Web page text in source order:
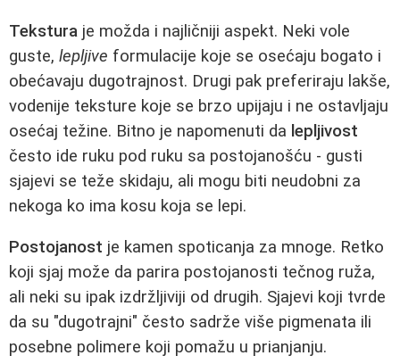
Tekstura je možda i najličniji aspekt. Neki vole
guste, lepljive formulacije koje se osećaju bogato i
obećavaju dugotrajnost. Drugi pak preferiraju lakše,
vodenije teksture koje se brzo upijaju i ne ostavljaju
osećaj težine. Bitno je napomenuti da lepljivost
često ide ruku pod ruku sa postojanošću - gusti
sjajevi se teže skidaju, ali mogu biti neudobni za
nekoga ko ima kosu koja se lepi.
Postojanost je kamen spoticanja za mnoge. Retko
koji sjaj može da parira postojanosti tečnog ruža,
ali neki su ipak izdržljiviji od drugih. Sjajevi koji tvrde
da su "dugotrajni" često sadrže više pigmenata ili
posebne polimere koji pomažu u prianjanju.